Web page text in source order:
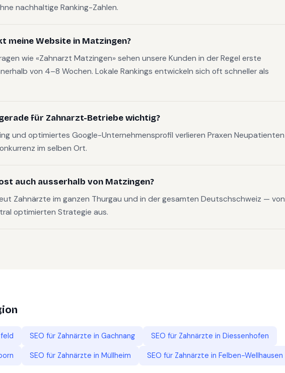
nachhaltige Ranking-Zahlen.
meine Website in Matzingen?
wie «Zahnarzt Matzingen» sehen unsere Kunden in der Regel erste
von 4–8 Wochen. Lokale Rankings entwickeln sich oft schneller als
für Zahnarzt-Betriebe wichtig?
und optimiertes Google-Unternehmensprofil verlieren Praxen Neupatienten
im selben Ort.
auch ausserhalb von Matzingen?
Zahnärzte im ganzen Thurgau und in der gesamten Deutschschweiz — von
optimierten Strategie aus.
SEO für Zahnärzte in Gachnang SEO für Zahnärzte in Diessenhofen
SEO für Zahnärzte in Müllheim SEO für Zahnärzte in Felben-Wellhausen